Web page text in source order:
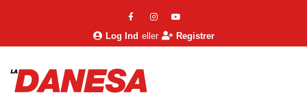
Log Ind eller Registrer